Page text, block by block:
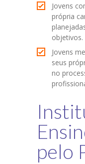
Jovens
própria
objetivos.
Jovens
seus
no
pelo